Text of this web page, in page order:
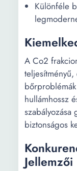
Különféle
A Co2
hullámhossz
szabályozása
biztonságos
Jellemzői